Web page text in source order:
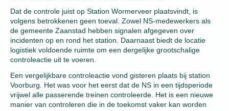
Dat de controle juist op Station Wormerveer plaatsvindt, is
volgens betrokkenen geen toeval. Zowel NS-medewerkers als
de gemeente Zaanstad hebben signalen afgegeven over
incidenten op en rond het station. Daarnaast biedt de locatie
logistiek voldoende ruimte om een dergelijke grootschalige
controleactie uit te voeren.
Een vergelijkbare controleactie vond gisteren plaats bij station
Voorburg. Het was voor het eerst dat de NS in een tijdsperiode
vrijwel alle passerende treinen controleerde. Het is een nieuwe
manier van controleren die in de toekomst vaker kan worden